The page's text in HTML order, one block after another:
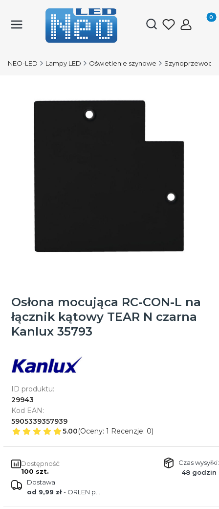
Otwórz
NEO-LED Lampy LED Oświetlenie szynowe Szynoprzewody
Osłona mocująca RC-CON-L na
łącznik kątowy TEAR N czarna
Kanlux 35793
ID produktu:
29943
Kod EAN:
5905339357939
5.00(Oceny: 1 Recenzje: 0)
Dostępność:
100 szt.
Czas wysyłki:
48 godzin
Dostawa
od 9,99 zł- ORLEN paczka